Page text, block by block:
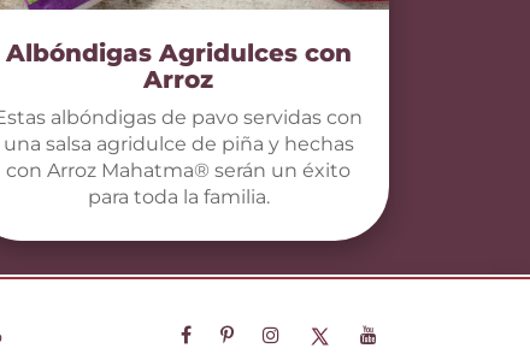
Albóndigas Agridulces con
Arroz
albóndigas de pavo servidas con
una salsa agridulce de piña y hechas
con Arroz Mahatma® serán un éxito
para toda la familia.